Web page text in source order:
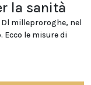
la sanità
milleproroghe, nel
le misure di